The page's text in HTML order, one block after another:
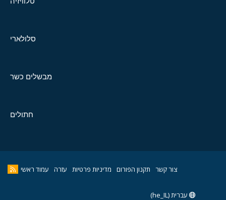
סלולארי
מבשלים כשר
חתולים
צור קשר תקנון הפורום מדיניות פרטיות עזרה עמוד ראשי
עברית (he_IL)